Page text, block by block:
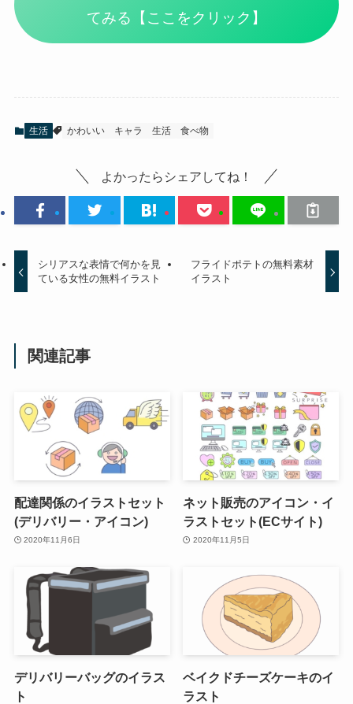
てみる【ここをクリック】
生活 かわいい キャラ 生活 食べ物
よかったらシェアしてね！
シリアスな表情で何かを見
ている女性の無料イラスト
フライドポテトの無料素材
イラスト
関連記事
配達関係のイラストセット
(デリバリー・アイコン)
2020年11月6日
ネット販売のアイコン・イ
ラストセット(ECサイト)
2020年11月5日
デリバリーバッグのイラス
ト
ベイクドチーズケーキのイ
ラスト